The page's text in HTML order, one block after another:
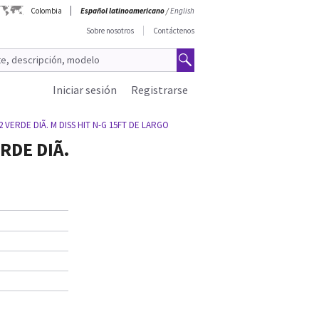
Colombia Español latinoamericano/English
Sobre nosotros
Contáctenos
Registrarse
Iniciar sesión
DIÃ. M DISS HIT N-G 15FT DE LARGO
DIÃ.